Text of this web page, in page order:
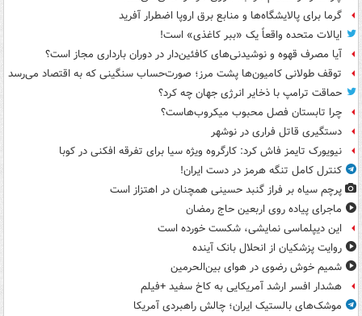
گرما برای پالایشگاه‌ها و منابع برق اروپا اضطرار آفرید
ایالات متحده واقعاً یک «ببر کاغذی» است!
آیا مصرف قهوه و نوشیدنی‌های کافئین‌دار در دوران بارداری مجاز است؟
توقف طولانی کامیون‌ها پشت مرز؛ صورت‌حساب سنگینی که به اقتصاد می‌رسد
حماقت ترامپ با ذخایر انرژی جهان چه کرد؟
چرا تابستان فصل محبوب میکروب‌هاست؟
دستگیری قاتل فراری در نوشهر
نیویورک تایمز فاش کرد: کارگروه ویژه سیا برای تفرقه افکنی در کوبا
کنترل کامل تنگه هرمز در دست ایران!
پرچم سیاه بر فراز گنبد حسینی همچنان در اهتزاز است
ماجرای پیاده روی اربعین حاج رمضان
این دیپلماسی نمایشی، شکست خورده است
روایت پزشکیان از انحلال بانک آینده
شمیم خوش رضوی در هوای بین‌الحرمین
هشدار افسر ارشد آمریکایی به کاخ سفید +فیلم
موشک‌های بالستیک ایران؛ چالش راهبردی آمریکا